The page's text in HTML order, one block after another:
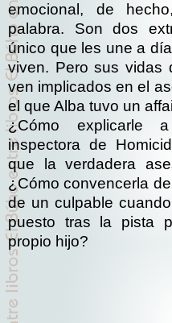
emocional, de
palabra. Son dos
único que les une a
viven. Pero sus vidas
ven implicados en el
el que Alba tuvo un
¿Cómo explicarle
inspectora de
que la verdadera
¿Cómo convencerla
de un culpable
puesto tras la pista
propio hijo?